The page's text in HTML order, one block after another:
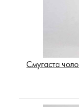
Смугаста